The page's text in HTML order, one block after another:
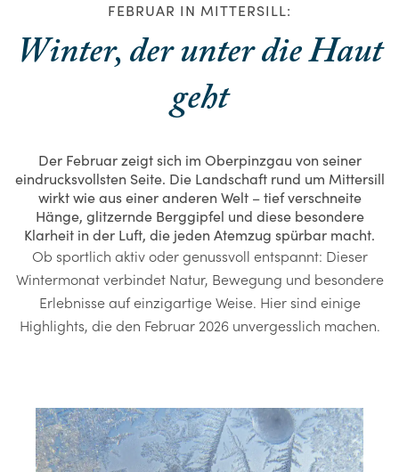
FEBRUAR IN MITTERSILL:
Winter, der unter die Haut
geht
Der Februar zeigt sich im Oberpinzgau von seiner
eindrucksvollsten Seite. Die Landschaft rund um Mittersill
wirkt wie aus einer anderen Welt – tief verschneite
Hänge, glitzernde Berggipfel und diese besondere
Klarheit in der Luft, die jeden Atemzug spürbar macht.
Ob sportlich aktiv oder genussvoll entspannt: Dieser
Wintermonat verbindet Natur, Bewegung und besondere
Erlebnisse auf einzigartige Weise. Hier sind einige
Highlights, die den Februar 2026 unvergesslich machen.